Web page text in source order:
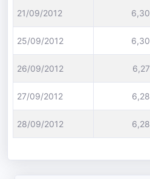
21/09/2012 6,30
25/09/2012 6,30
26/09/2012 6,27
27/09/2012 6,28
28/09/2012 6,28